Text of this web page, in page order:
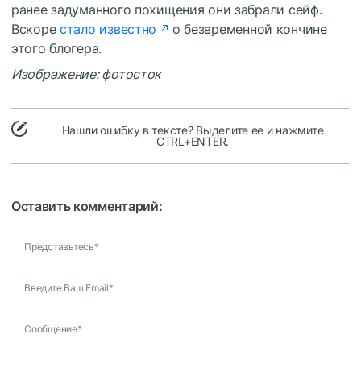
ранее задуманного похищения они забрали сейф.
Вскорестало известно
о безвременной кончине
этого блогера.
Изображение: фотосток
Нашли ошибку в тексте? Выделите ее и нажмите
CTRL+ENTER.
Оставить комментарий:
Представьтесь*
Введите Ваш Email*
Сообщение*